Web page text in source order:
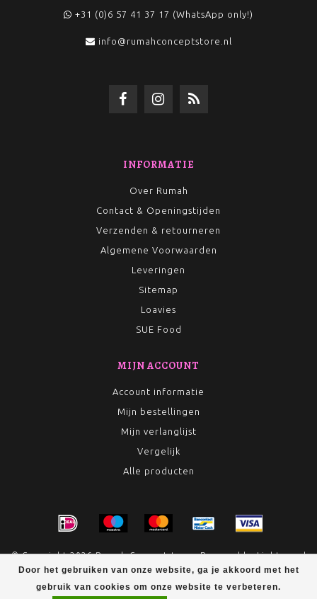
Door het gebruiken van onze website, ga je akkoord met het
gebruik van cookies om onze website te verbeteren.
+31 (0)6 57 41 37 17 (WhatsApp only!)
info@rumahconceptstore.nl
INFORMATIE
Over Rumah
Contact & Openingstijden
Verzenden & retourneren
Algemene Voorwaarden
Leveringen
Sitemap
Loavies
SUE Food
MIJN ACCOUNT
Account informatie
Mijn bestellingen
Mijn verlanglijst
Vergelijk
Alle producten
© Copyright 2026 Rumah Conceptstore - Powered byLightspeed
- Theme by Dyvelopment